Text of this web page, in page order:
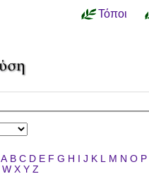
Τόποι
A B C D E F G H I J K L M N O P
W X Y Z